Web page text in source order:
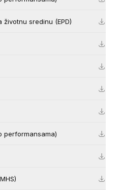
sredinu (EPD)
performansama)